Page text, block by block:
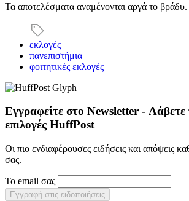
Τα αποτελέσματα αναμένονται αργά το βράδυ.
εκλογές
πανεπιστήμια
φοιτητικές εκλογές
Εγγραφείτε στο Newsletter - Λάβετε
επιλογές HuffPost
Οι πιο ενδιαφέρουσες ειδήσεις και απόψεις
σας.
Το email σας
Εγγραφή στις ειδοποιήσεις